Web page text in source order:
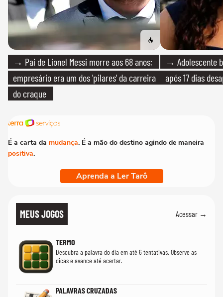
→ Pai de Lionel Messi morre aos 68 anos;
empresário era um dos 'pilares' da carreira
do craque
→ Adolescente
após 17 dias
É a carta da mudança. É a mão do destino agindo de maneira
positiva.
Aprenda a Ler Tarô
MEUS JOGOS Acessar →
TERMO
Descubra a palavra do dia em até 6 tentativas. Observe as
dicas e avance até acertar.
PALAVRAS CRUZADAS